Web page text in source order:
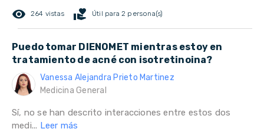
remove_red_eye 264 vistas volunteer_activism Útil para 2 persona(s)
Puedo tomar DIENOMET mientras estoy en
tratamiento de acné con isotretinoina?
Vanessa Alejandra Prieto Martinez
Medicina General
Sí, no se han descrito interacciones entre estos dos
medi... Leer más